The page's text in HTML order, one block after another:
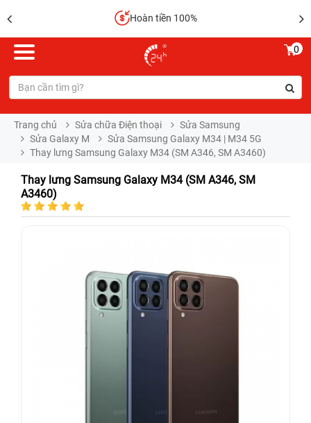
Hoàn tiền 100%
0
Trang chủ Sửa chữa Điện thoại
Sửa Samsung
Sửa Galaxy M
Sửa Samsung Galaxy M34 | M34 5G
Thay lưng Samsung Galaxy M34 (SM A346, SM A3460)
Thay lưng Samsung Galaxy M34 (SM A346, SM
A3460)